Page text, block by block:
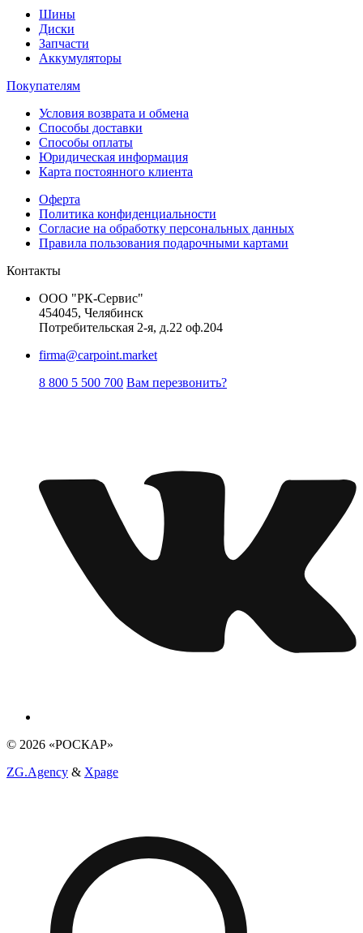
Шины
Диски
Запчасти
Аккумуляторы
Покупателям
Условия возврата и обмена
Способы доставки
Способы оплаты
Юридическая информация
Карта постоянного клиента
Оферта
Политика конфиденциальности
Согласие на обработку персональных данных
Правила пользования подарочными картами
Контакты
ООО "РК-Сервис"
454045, Челябинск
Потребительская 2-я, д.22 оф.204
firma@carpoint.market
8 800 5 500 700 Вам перезвонить?
© 2026 «РОСКАР»
ZG.Agency & Xpage